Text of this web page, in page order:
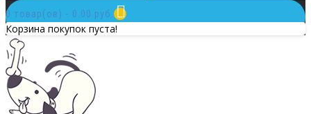
0 товар(ов) - 0.00 руб.
Корзина покупок пуста!